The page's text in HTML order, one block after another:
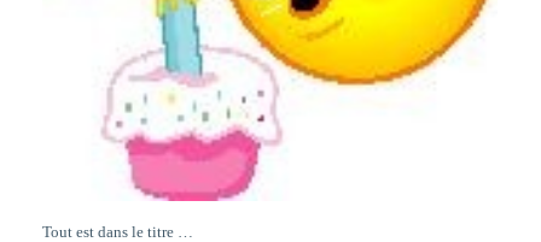
Tout est dans le titre …